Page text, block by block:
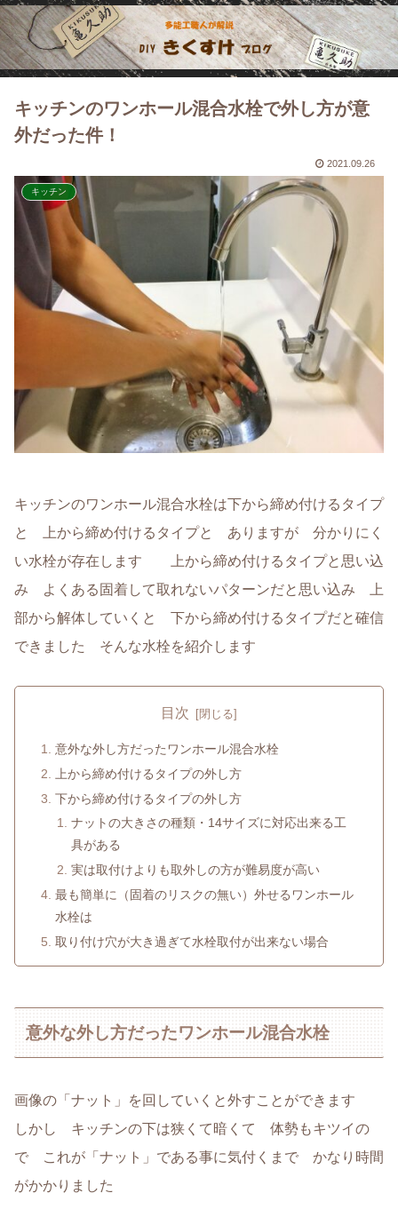
キッチンのワンホール混合水栓で外し方が意
外だった件！
2021.09.26
キッチン
キッチンのワンホール混合水栓は下から締め付けるタイプ
と 上から締め付けるタイプと ありますが 分かりにく
い水栓が存在します 上から締め付けるタイプと思い込
み よくある固着して取れないパターンだと思い込み 上
部から解体していくと 下から締め付けるタイプだと確信
できました そんな水栓を紹介します
目次
意外な外し方だったワンホール混合水栓
上から締め付けるタイプの外し方
下から締め付けるタイプの外し方
ナットの大きさの種類・14サイズに対応出来る工
具がある
実は取付けよりも取外しの方が難易度が高い
最も簡単に（固着のリスクの無い）外せるワンホール
水栓は
取り付け穴が大き過ぎて水栓取付が出来ない場合
意外な外し方だったワンホール混合水栓
画像の「ナット」を回していくと外すことができます
しかし キッチンの下は狭くて暗くて 体勢もキツイの
で これが「ナット」である事に気付くまで かなり時間
がかかりました